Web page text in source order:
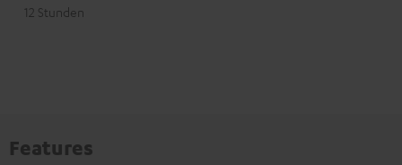
12 Stunden
Features